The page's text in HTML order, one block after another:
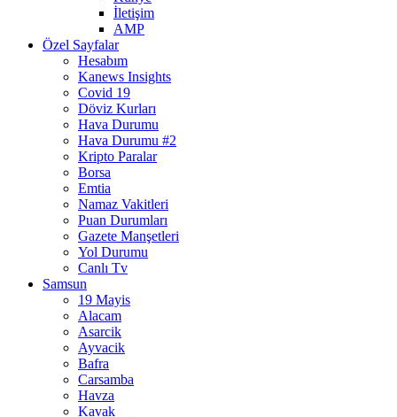
İletişim
AMP
Özel Sayfalar
Hesabım
Kanews Insights
Covid 19
Döviz Kurları
Hava Durumu
Hava Durumu #2
Kripto Paralar
Borsa
Emtia
Namaz Vakitleri
Puan Durumları
Gazete Manşetleri
Yol Durumu
Canlı Tv
Samsun
19 Mayis
Alacam
Asarcik
Ayvacik
Bafra
Carsamba
Havza
Kavak